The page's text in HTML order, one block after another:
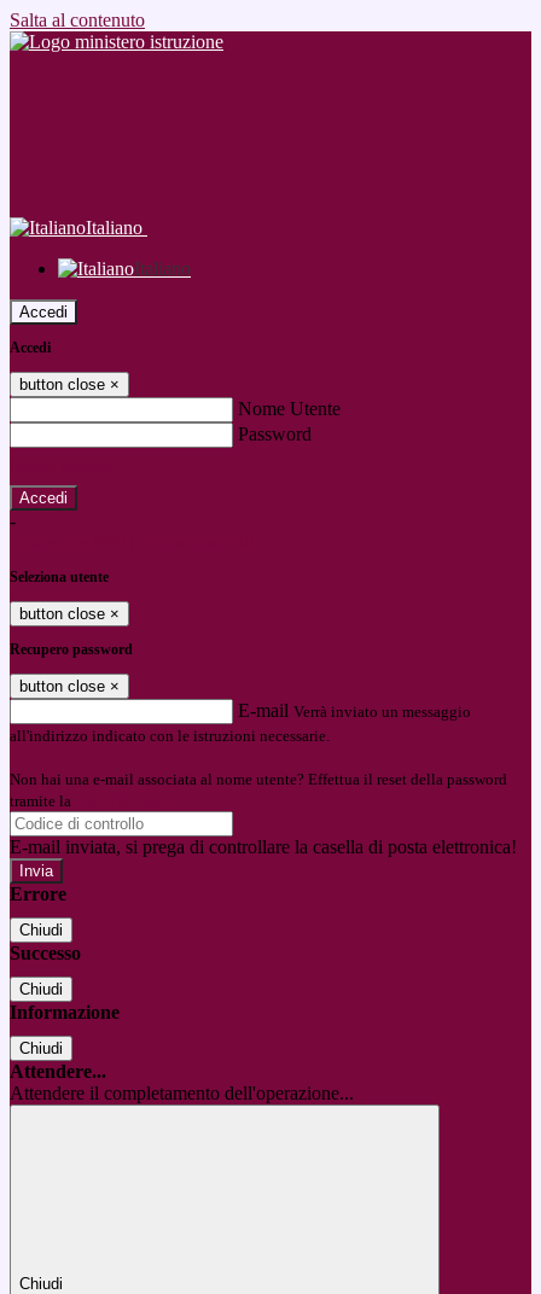
Salta al contenuto
Italiano
Italiano
Accedi
Accedi
button close ×
Nome Utente
Password
-
Seleziona utente
button close ×
Recupero password
button close ×
E-mail Verrà inviato un messaggio
all'indirizzo indicato con le istruzioni necessarie.
Non hai una e-mail associata al nome utente? Effettua il reset della password
tramite la
E-mail inviata, si prega di controllare la casella di posta elettronica!
Errore
Chiudi
Successo
Chiudi
Informazione
Chiudi
Attendere...
Attendere il completamento dell'operazione...
Chiudi